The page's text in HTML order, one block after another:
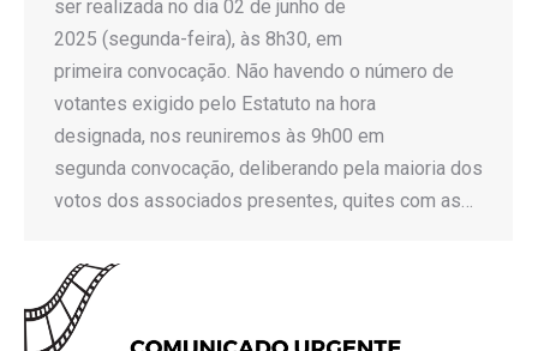
ser realizada no dia 02 de junho de
2025 (segunda-feira), às 8h30, em
primeira convocação. Não havendo o número de
votantes exigido pelo Estatuto na hora
designada, nos reuniremos às 9h00 em
segunda convocação, deliberando pela maioria dos
votos dos associados presentes, quites com as…